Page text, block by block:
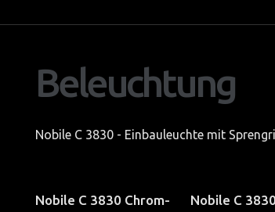
Bildgalerie AGB
Beleuchtung
Nobile C 3830 - Einbauleuchte mit
Nobile C 3830 Chrom-
Nobile C 3830